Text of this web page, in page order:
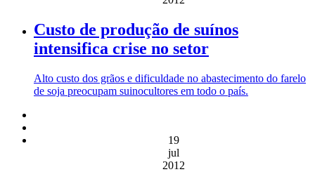
Custo de produção de suínos
intensifica crise no setor
Alto custo dos grãos e dificuldade no abastecimento do farelo
de soja preocupam suinocultores em todo o país.
19
jul
2012